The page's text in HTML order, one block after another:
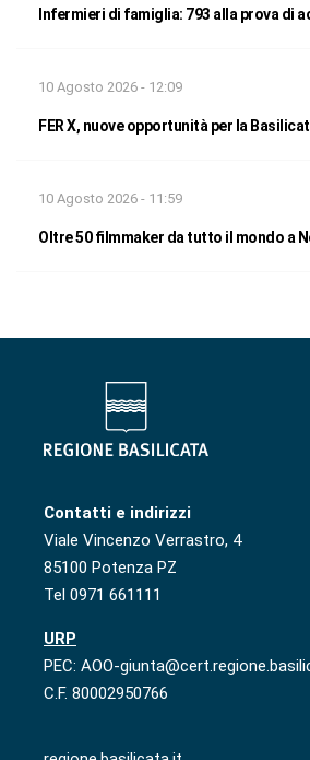
Infermieri di famiglia: 793 alla prova di
10 Agosto 2026 - 12:09
FER X, nuove opportunità per la
10 Agosto 2026 - 11:59
Oltre 50 filmmaker da tutto il mondo a
Contatti e indirizzi
Viale Vincenzo Verrastro, 4
85100 Potenza PZ
Tel 0971 661111
URP
PEC: AOO-
C.F. 80002950766